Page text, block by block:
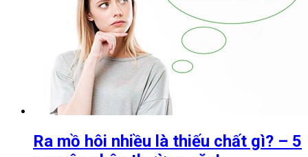
Ra mồ hôi nhiều là thiếu chất gì? – 5